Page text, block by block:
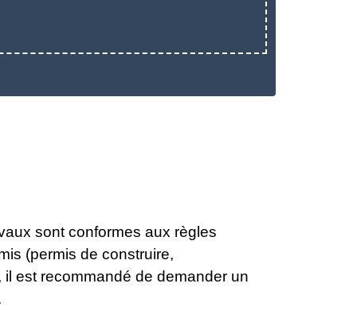
sont conformes aux règles
(permis de construire,
est recommandé de demander un